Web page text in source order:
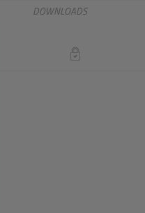
DOWNLOADS
LOGIN